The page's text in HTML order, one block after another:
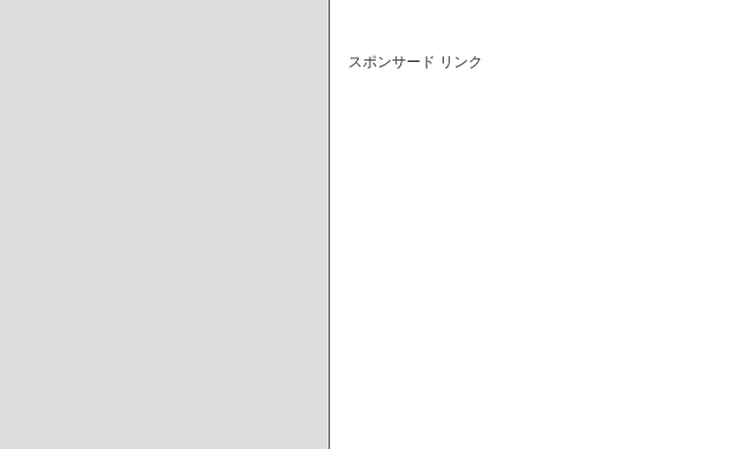
スポンサード リンク